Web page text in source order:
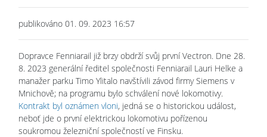
publikováno 01. 09. 2023 16:57
Dopravce Fenniarail již brzy obdrží svůj první Vectron. Dne 28.
8. 2023 generální ředitel společnosti Fenniarail Lauri Helke a
manažer parku Timo Ylitalo navštívili závod firmy Siemens v
Mnichově; na programu bylo schválení nové lokomotivy.
Kontrakt byl oznámen vloni, jedná se o historickou událost,
neboť jde o první elektrickou lokomotivu pořízenou
soukromou železniční společností ve Finsku.